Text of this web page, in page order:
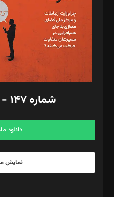
ویرایش: نگار استاد‌‌آقا
طراح یونیفرم: مجید توکلی
فیلمبرداری و عکاسی: امیر شفیعی،
گرافیک و صفحه‌آرایی: سید‌سبحان‌علی
مد‌یر توسعه تجاری: کامبیز برید‌
امور مالی: شاپور رهبری، محمد‌
آگهی و مشترکین: ۰۹۱۹۹۹۹۰۴۵۴
شماره ۱۴۷ - مرداد ۱۴۰۵
دانلود
نمایش